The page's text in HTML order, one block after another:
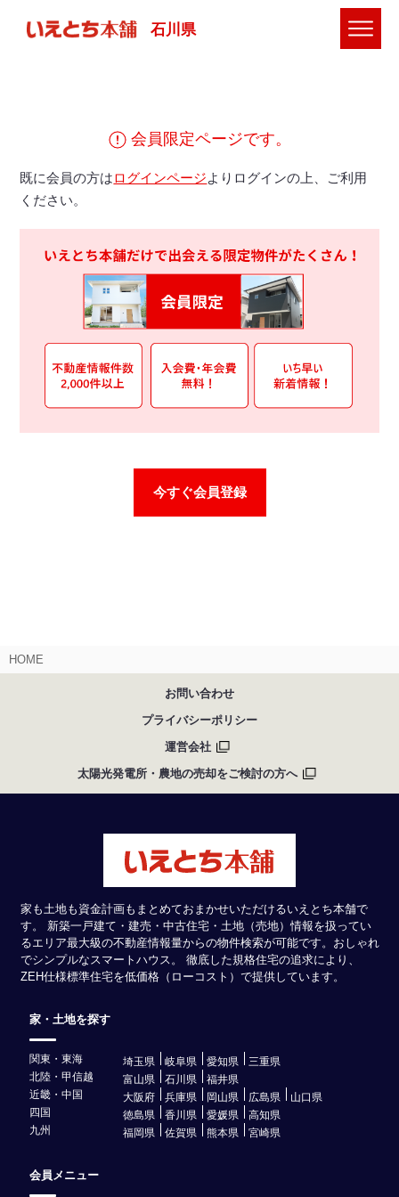
石川県
会員限定ページです。
既に会員の方はログインページよりログインの上、ご利用
ください。
今すぐ会員登録
HOME
お問い合わせ
プライバシーポリシー
運営会社
太陽光発電所・農地の売却をご検討の方へ
家も土地も資金計画もまとめておまかせいただけるいえとち本舗で
す。 新築一戸建て・建売・中古住宅・土地（売地）情報を扱ってい
るエリア最大級の不動産情報量からの物件検索が可能です。おしゃれ
でシンプルなスマートハウス。 徹底した規格住宅の追求により、
ZEH仕様標準住宅を低価格（ローコスト）で提供しています。
家・土地を探す
関東・東海 埼玉県 岐阜県 愛知県
三重県
北陸・甲信越
富山県 石川県
福井県
近畿・中国
大阪府 兵庫県 岡山県 広島県
山口県
四国
徳島県 香川県 愛媛県
高知県
九州
福岡県 佐賀県 熊本県 宮崎県
会員メニュー